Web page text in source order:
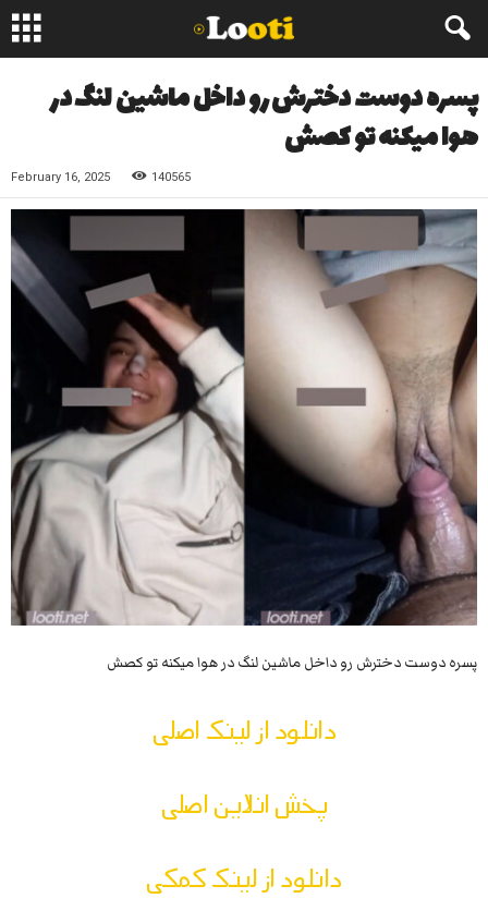
پسره دوست دخترش رو داخل ماشین لنگ در
هوا میکنه تو کصش
February 16, 2025 140565
پسره دوست دخترش رو داخل ماشین لنگ در هوا میکنه تو کصش
دانلود از لینک اصلی
پخش انلاین اصلی
دانلود از لینک کمکی